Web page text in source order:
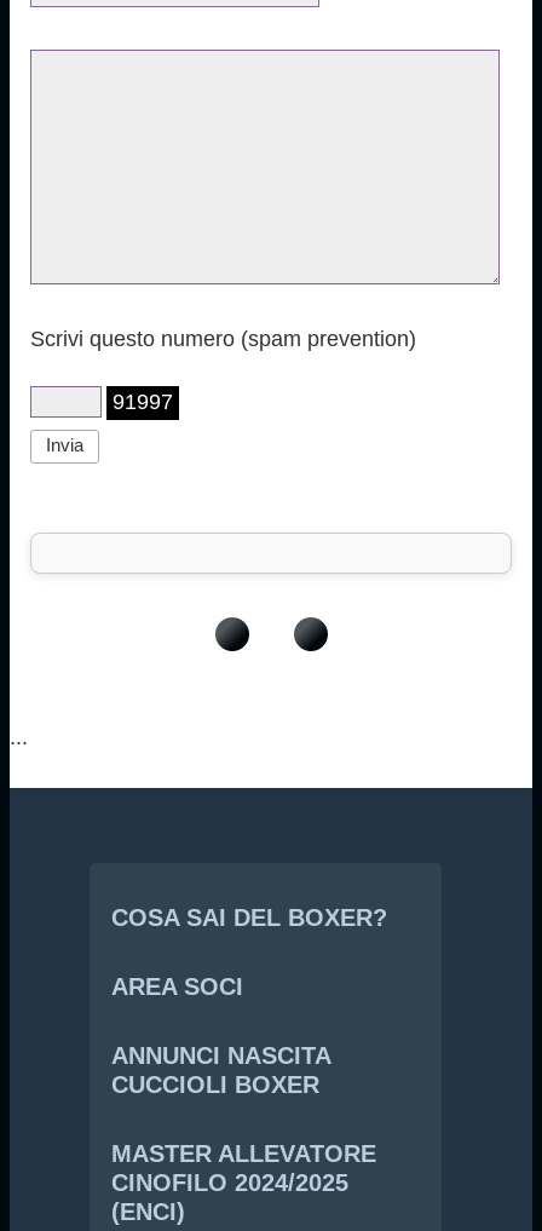
Scrivi questo numero (spam prevention)
91997
...
COSA SAI DEL BOXER?
AREA SOCI
ANNUNCI NASCITA
CUCCIOLI BOXER
MASTER ALLEVATORE
CINOFILO 2024/2025
(ENCI)